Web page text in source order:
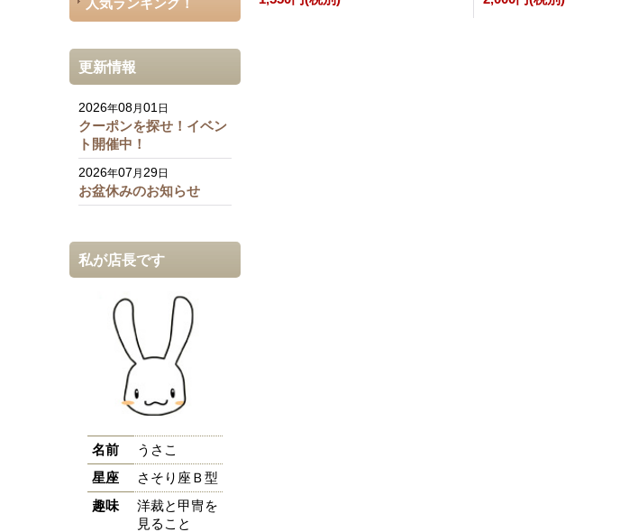
人気ランキング！
更新情報
2026年08月01 日
クーポンを探せ！イベン
ト開催中！
2026年07 月 29日
お盆休みのお知らせ
私が店長です
名前
うさこ
星座
さそり座Ｂ型
趣味
洋裁と甲冑を
見ること